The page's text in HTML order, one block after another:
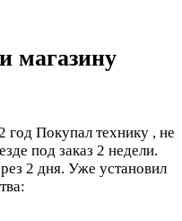
магазину
год Покупал технику , не
под заказ 2 недели.
2 дня. Уже установил